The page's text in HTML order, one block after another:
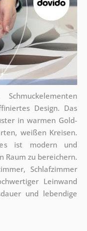
Design. Das
in warmen Gold-
weißen Kreisen.
ist modern und
Raum zu bereichern.
Schlafzimmer
Leinwand
und lebendige